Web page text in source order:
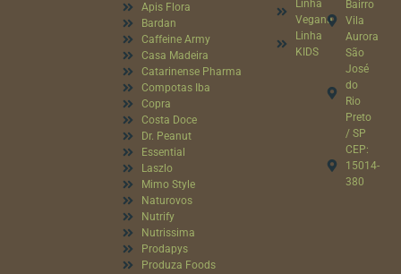
Apis Flora
Bardan
Caffeine Army
Casa Madeira
Catarinense Pharma
Compotas Iba
Copra
Costa Doce
Dr. Peanut
Essential
Laszlo
Mimo Style
Naturovos
Nutrify
Nutrissima
Prodapys
Produza Foods
Linha
Vegana
Linha
KIDS
Bairro
Vila
Aurora
São
José
do
Rio
Preto
/ SP
CEP:
15014-
380